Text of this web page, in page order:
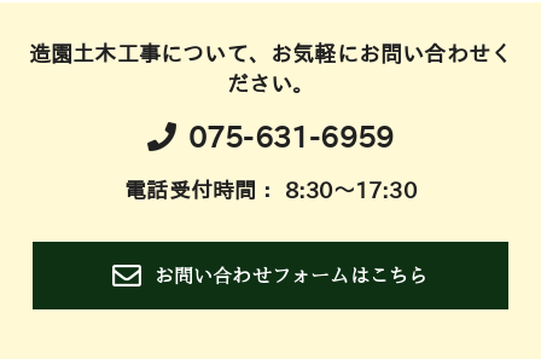
造園土木工事について、お気軽にお問い合わせく
ださい。
075-631-6959
電話受付時間： 8:30～17:30
お問い合わせフォームはこちら